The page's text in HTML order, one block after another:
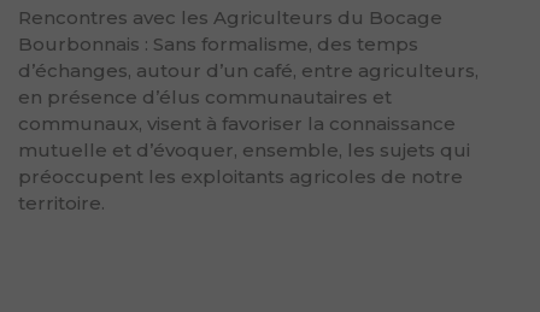
Rencontres avec les Agriculteurs du Bocage
Bourbonnais : Sans formalisme, des temps
d’échanges, autour d’un café, entre agriculteurs,
en présence d’élus communautaires et
communaux, visent à favoriser la connaissance
mutuelle et d’évoquer, ensemble, les sujets qui
préoccupent les exploitants agricoles de notre
territoire.